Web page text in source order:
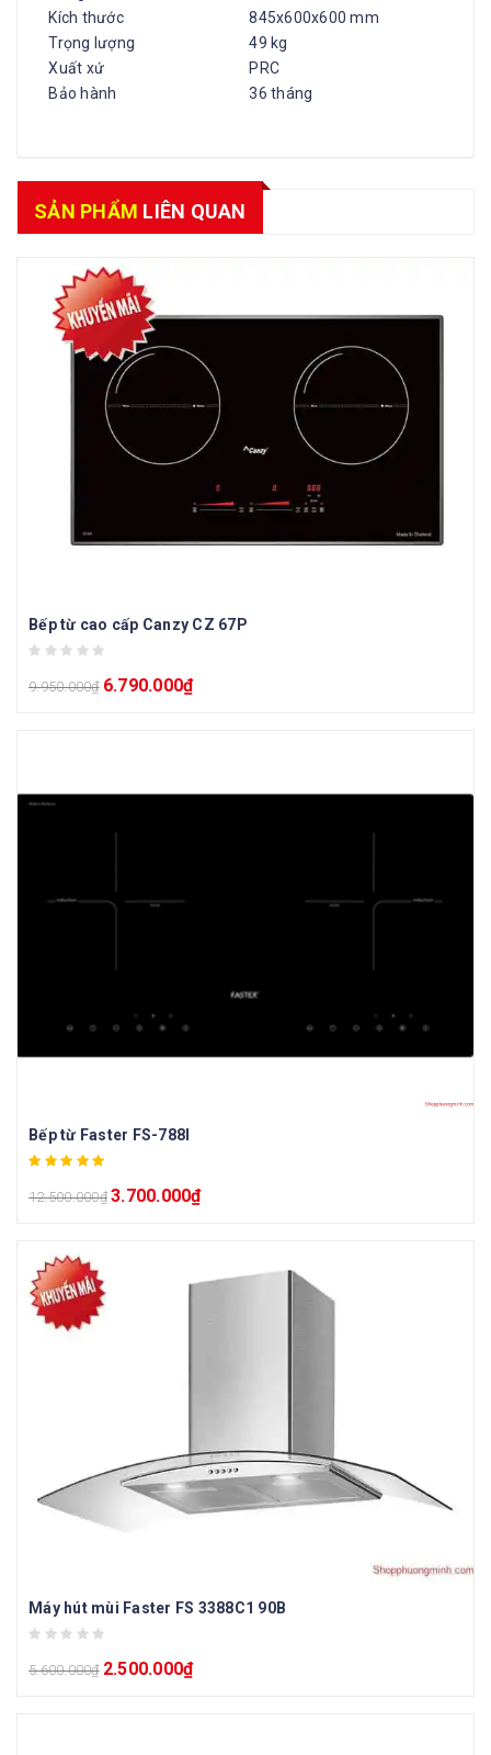
Kích thước
845x600x600 mm
Trọng lượng
49 kg
Xuất xứ
PRC
Bảo hành
36 tháng
SẢN PHẨM LIÊN QUAN
Bếp từ cao cấp Canzy CZ 67P
9.950.000₫ 6.790.000₫
Bếp từ Faster FS-788I
12.500.000₫ 3.700.000₫
Máy hút mùi Faster FS 3388C1 90B
5.600.000₫ 2.500.000₫